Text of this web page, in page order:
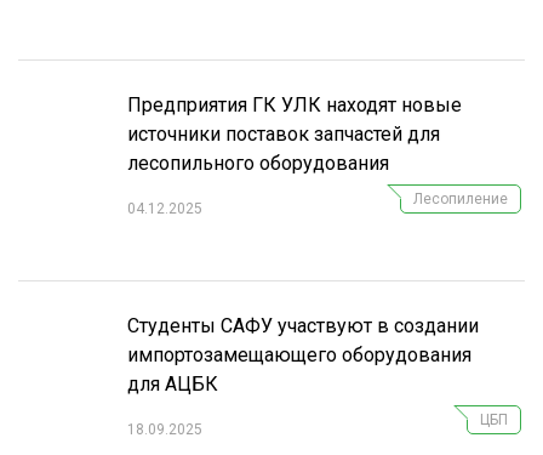
Предприятия ГК УЛК находят новые
источники поставок запчастей для
лесопильного оборудования
04.12.2025
Лесопиление
Студенты САФУ участвуют в создании
импортозамещающего оборудования
для АЦБК
18.09.2025
ЦБП